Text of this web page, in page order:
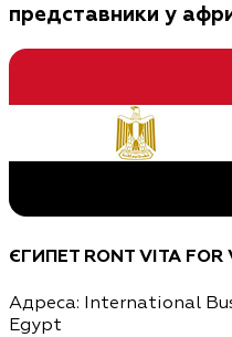
представники у
ЄГИПЕТ RONT VITA FOR
Адреса: International
Egypt